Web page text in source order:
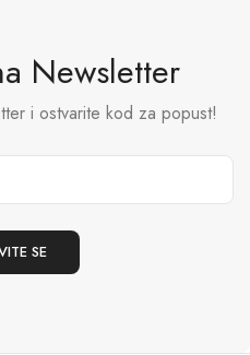
Newsletter
i ostvarite kod za popust!